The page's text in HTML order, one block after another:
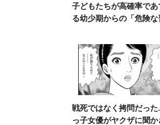
子どもたちが高確率であ
る幼少期からの「危険な
戦死ではなく拷問だった
っ子女優がヤクザに聞か